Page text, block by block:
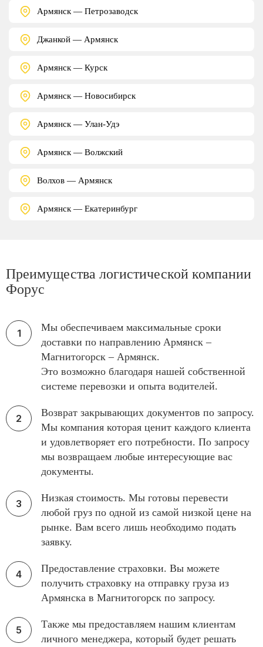
Армянск — Петрозаводск
Джанкой — Армянск
Армянск — Курск
Армянск — Новосибирск
Армянск — Улан-Удэ
Армянск — Волжский
Волхов — Армянск
Армянск — Екатеринбург
Преимущества логистической компании
Форус
Мы обеспечиваем максимальные сроки
доставки по направлению Армянск –
Магнитогорск – Армянск.
Это возможно благодаря нашей собственной
системе перевозки и опыта водителей.
Возврат закрывающих документов по запросу.
Мы компания которая ценит каждого клиента
и удовлетворяет его потребности. По запросу
мы возвращаем любые интересующие вас
документы.
Низкая стоимость. Мы готовы перевести
любой груз по одной из самой низкой цене на
рынке. Вам всего лишь необходимо подать
заявку.
Предоставление страховки. Вы можете
получить страховку на отправку груза из
Армянска в Магнитогорск по запросу.
Также мы предоставляем нашим клиентам
личного менеджера, который будет решать